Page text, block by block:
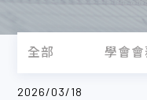
全部 學會會
2026/03/18